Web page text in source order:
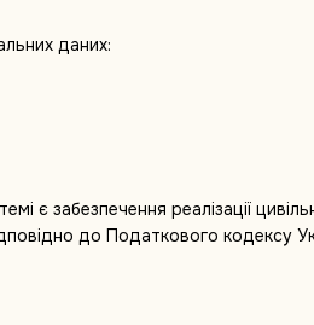
даних:
є забезпечення реалізації
до Податкового кодексу